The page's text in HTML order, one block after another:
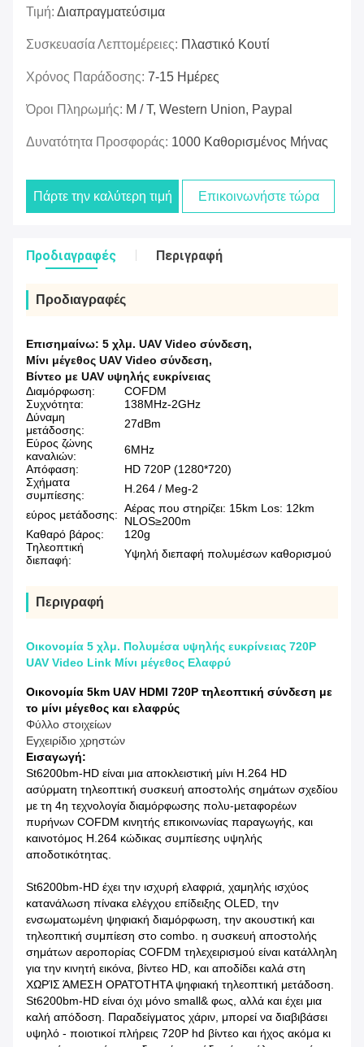
Τιμή: Διαπραγματεύσιμα
Συσκευασία Λεπτομέρειες: Πλαστικό Κουτί
Χρόνος Παράδοσης: 7-15 Ημέρες
Όροι Πληρωμής: Μ / Τ, Western Union, Paypal
Δυνατότητα Προσφοράς: 1000 Καθορισμένος Μήνας
Πάρτε την καλύτερη τιμή Επικοινωνήστε τώρα
Προδιαγραφές Περιγραφή
Προδιαγραφές
Επισημαίνω: 5 χλμ. UAV Video σύνδεση,
Μίνι μέγεθος UAV Video σύνδεση,
Βίντεο με UAV υψηλής ευκρίνειας
Διαμόρφωση:
COFDM
Συχνότητα:
138MHz-2GHz
Δύναμη
μετάδοσης:
27dBm
Εύρος ζώνης
καναλιών:
6MHz
Απόφαση:
HD 720P (1280*720)
Σχήματα
συμπίεσης:
H.264 / Meg-2
εύρος μετάδοσης: Αέρας που στηρίζει: 15km Los: 12km
NLOS≥200m
Καθαρό βάρος:
120g
Τηλεοπτική
διεπαφή:
Υψηλή διεπαφή πολυμέσων καθορισμού
Περιγραφή
Οικονομία 5 χλμ. Πολυμέσα υψηλής ευκρίνειας 720P
UAV Video Link Μίνι μέγεθος Ελαφρύ
Οικονομία 5km UAV HDMI 720P τηλεοπτική σύνδεση με
το μίνι μέγεθος και ελαφρύς
Φύλλο στοιχείων
Εγχειρίδιο χρηστών
Εισαγωγή:
St6200bm-HD είναι μια αποκλειστική μίνι H.264 HD
ασύρματη τηλεοπτική συσκευή αποστολής σημάτων σχεδίου
με τη 4η τεχνολογία διαμόρφωσης πολυ-μεταφορέων
πυρήνων COFDM κινητής επικοινωνίας παραγωγής, και
καινοτόμος H.264 κώδικας συμπίεσης υψηλής
αποδοτικότητας.
St6200bm-HD έχει την ισχυρή ελαφριά, χαμηλής ισχύος
κατανάλωση πίνακα ελέγχου επίδειξης OLED, την
ενσωματωμένη ψηφιακή διαμόρφωση, την ακουστική και
τηλεοπτική συμπίεση στο combo. η συσκευή αποστολής
σημάτων αεροπορίας COFDM τηλεχειρισμού είναι κατάλληλη
για την κινητή εικόνα, βίντεο HD, και αποδίδει καλά στη
ΧΩΡΊΣ ΆΜΕΣΗ ΟΡΑΤΌΤΗΤΑ ψηφιακή τηλεοπτική μετάδοση.
St6200bm-HD είναι όχι μόνο small& φως, αλλά και έχει μια
καλή απόδοση. Παραδείγματος χάριν, μπορεί να διαβιβάσει
υψηλό - ποιοτικοί πλήρεις 720P hd βίντεο και ήχος ακόμα κι